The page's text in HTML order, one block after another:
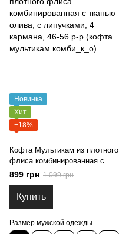
Новинка
Хит
−18%
Кофта Мультикам из плотного
флиса комбинированная с
тканью олива, с липучками, 4
кармана, 46-56 р-р (кофта
мультикам комби_к_о)
899 грн 1 099 грн
Купить
Размер мужской одежды